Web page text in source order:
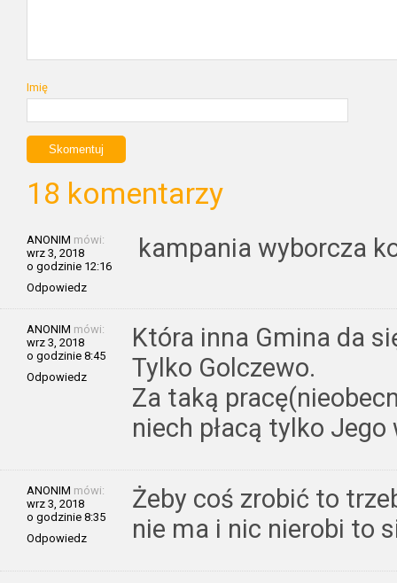
Imię
18 komentarzy
ANONIM mówi:
wrz 3, 2018
o godzinie 12:16
Odpowiedz
kampania wyborcza
ANONIM mówi:
wrz 3, 2018
o godzinie 8:45
Odpowiedz
Która inna Gmina da
Tylko Golczewo.
Za taką
niech płacą tylko Jego
ANONIM mówi:
wrz 3, 2018
o godzinie 8:35
Odpowiedz
Żeby coś zrobić to
nie ma i nic nierobi to